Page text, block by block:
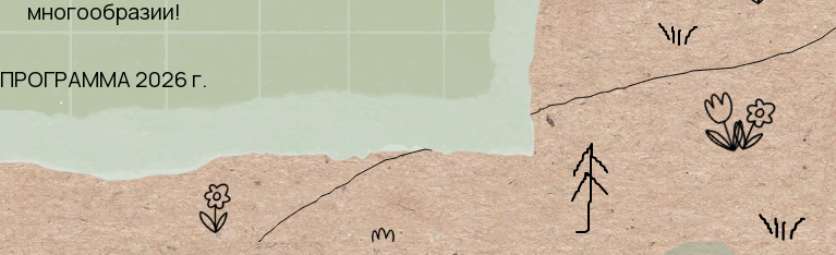
многообразии!
ПРОГРАММА 2026 г.